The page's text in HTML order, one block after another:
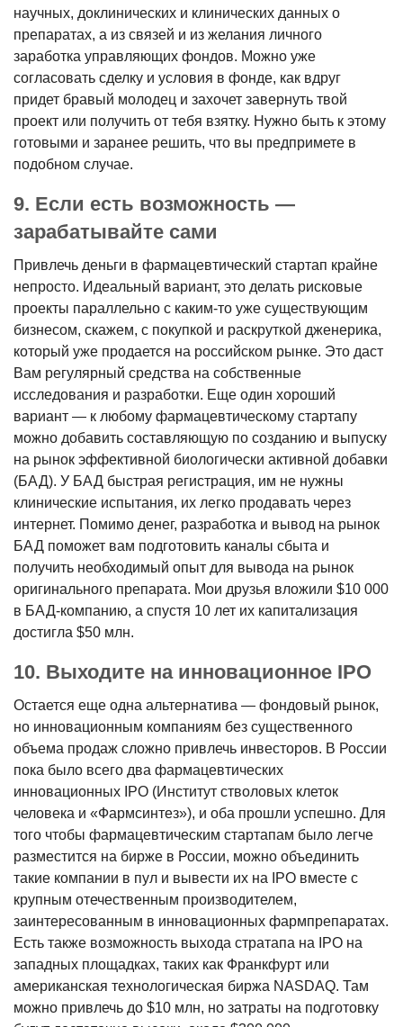
научных, доклинических и клинических данных о
препаратах, а из связей и из желания личного
заработка управляющих фондов. Можно уже
согласовать сделку и условия в фонде, как вдруг
придет бравый молодец и захочет завернуть твой
проект или получить от тебя взятку. Нужно быть к этому
готовыми и заранее решить, что вы предпримете в
подобном случае.
9. Если есть возможность —
зарабатывайте сами
Привлечь деньги в фармацевтический стартап крайне
непросто. Идеальный вариант, это делать рисковые
проекты параллельно с каким-то уже существующим
бизнесом, скажем, с покупкой и раскруткой дженерика,
который уже продается на российском рынке. Это даст
Вам регулярный средства на собственные
исследования и разработки. Еще один хороший
вариант — к любому фармацевтическому стартапу
можно добавить составляющую по созданию и выпуску
на рынок эффективной биологически активной добавки
(БАД). У БАД быстрая регистрация, им не нужны
клинические испытания, их легко продавать через
интернет. Помимо денег, разработка и вывод на рынок
БАД поможет вам подготовить каналы сбыта и
получить необходимый опыт для вывода на рынок
оригинального препарата. Мои друзья вложили $10 000
в БАД-компанию, а спустя 10 лет их капитализация
достигла $50 млн.
10. Выходите на инновационное IPO
Остается еще одна альтернатива — фондовый рынок,
но инновационным компаниям без существенного
объема продаж сложно привлечь инвесторов. В России
пока было всего два фармацевтических
инновационных IPO (Институт стволовых клеток
человека и «Фармсинтез»), и оба прошли успешно. Для
того чтобы фармацевтическим стартапам было легче
разместится на бирже в России, можно объединить
такие компании в пул и вывести их на IPO вместе с
крупным отечественным производителем,
заинтересованным в инновационных фармпрепаратах.
Есть также возможность выхода стратапа на IPO на
западных площадках, таких как Франкфурт или
американская технологическая биржа NASDAQ. Там
можно привлечь до $10 млн, но затраты на подготовку